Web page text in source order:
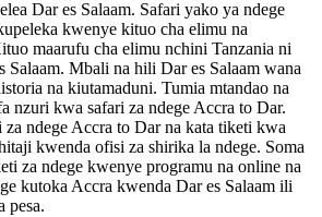
Dar es Salaam. Safari yako ya ndege
kwenye kituo cha elimu na
maarufu cha elimu nchini Tanzania ni
Salaam. Mbali na hili Dar es Salaam wana
na kiutamaduni. Tumia mtandao na
nzuri kwa safari za ndege Accra to Dar.
ndege Accra to Dar na kata tiketi kwa
kwenda ofisi za shirika la ndege. Soma
za ndege kwenye programu na online na
kutoka Accra kwenda Dar es Salaam ili
pesa.